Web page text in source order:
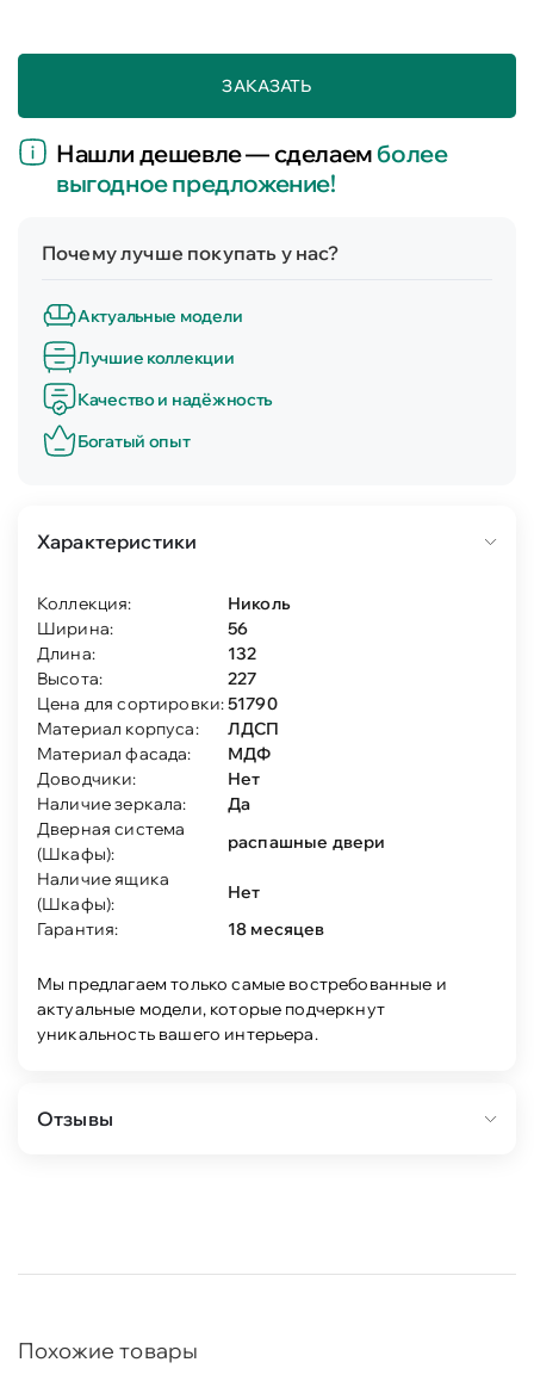
ЗАКАЗАТЬ
Нашли дешевле — сделаемболее
выгодное предложение!
Почему лучше покупать у нас?
Актуальные модели
Лучшие коллекции
Качество и надёжность
Богатый опыт
Характеристики
Коллекция:
Николь
Ширина:
56
Длина:
132
Высота:
227
Цена для сортировки:51790
Материал корпуса:
ЛДСП
Материал фасада:
МДФ
Доводчики:
Нет
Наличие зеркала:
Да
Дверная система
(Шкафы):
распашные двери
Наличие ящика
(Шкафы):
Нет
Гарантия:
18 месяцев
Мы предлагаем только самые востребованные и
актуальные модели, которые подчеркнут
уникальность вашего интерьера.
Отзывы
Похожие товары